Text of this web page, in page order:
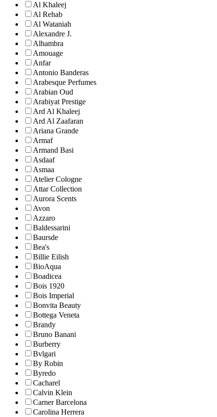
Al Khaleej
Al Rehab
Al Wataniah
Alexandre J.
Alhambra
Amouage
Anfar
Antonio Banderas
Arabesque Perfumes
Arabian Oud
Arabiyat Prestige
Ard Al Khaleej
Ard Al Zaafaran
Ariana Grande
Armaf
Armand Basi
Asdaaf
Asmaa
Atelier Cologne
Attar Collection
Aurora Scents
Avon
Azzaro
Baldessarini
Baursde
Bea's
Billie Eilish
BioAqua
Boadicea
Bois 1920
Bois Imperial
Bonvita Beauty
Bottega Veneta
Brandy
Bruno Banani
Burberry
Bvlgari
By Robin
Byredo
Cacharel
Calvin Klein
Carner Barcelona
Carolina Herrera